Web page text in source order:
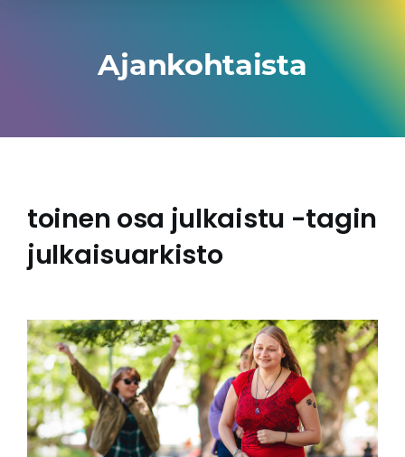
Ajankohtaista
toinen osa julkaistu -tagin
julkaisuarkisto